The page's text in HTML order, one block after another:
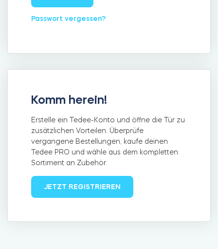
Integrationen
Tedee Bridge
Door Sensor
Zylinder
JETZT KAUFEN
Passwort vergessen?
Komm herein!
Erstelle ein Tedee-Konto und öffne die Tür zu
zusätzlichen Vorteilen. Überprüfe
vergangene Bestellungen, kaufe deinen
Tedee PRO und wähle aus dem kompletten
Sortiment an Zubehör.
JETZT REGISTRIEREN